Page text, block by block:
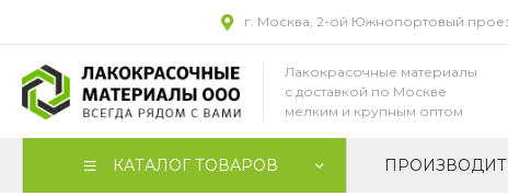
г. Москва, 2-ой Южнопортовый
Лакокрасочные материалы
с доставкой по Москве
мелким и крупным оптом
КАТАЛОГ ТОВАРОВ